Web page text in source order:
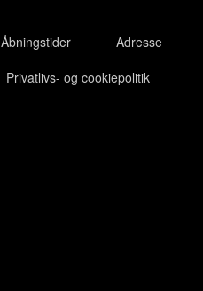
Åbningstider
Adresse
Privatlivs- og cookiepolitik